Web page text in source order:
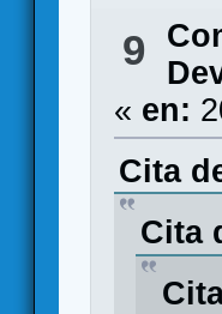
9
« en:
Cita
Cita